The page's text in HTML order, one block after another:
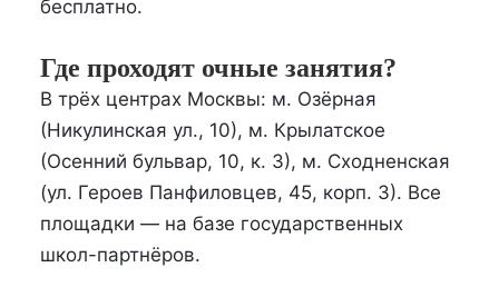
бесплатно.
Где проходят очные занятия?
В трёх центрах Москвы: м. Озёрная
(Никулинская ул., 10), м. Крылатское
(Осенний бульвар, 10, к. 3), м. Сходненская
(ул. Героев Панфиловцев, 45, корп. 3). Все
площадки — на базе государственных
школ-партнёров.